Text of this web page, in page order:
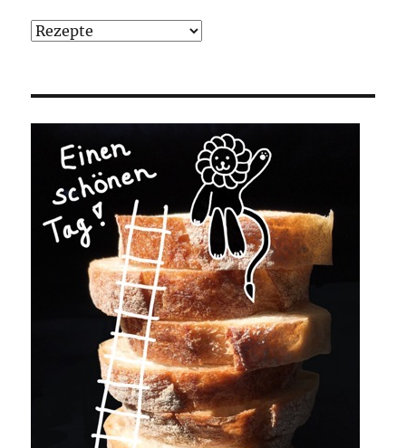
Kategorien